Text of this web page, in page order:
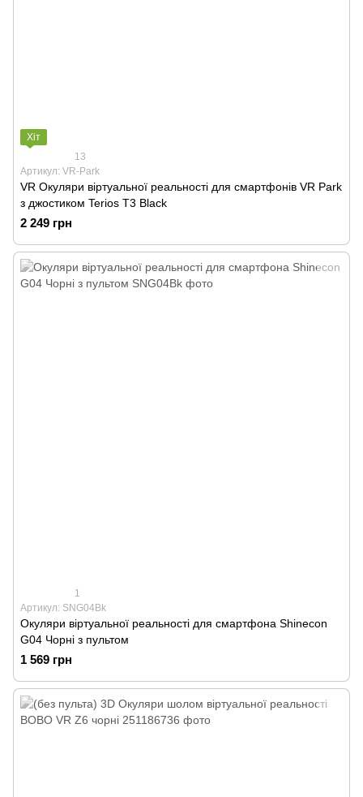
Хіт
13
Артикул: VR-Park
VR Окуляри віртуальної реальності для смартфонів VR Park
з джостиком Terios T3 Black
2 249 грн
1
Артикул: SNG04Bk
Окуляри віртуальної реальності для смартфона Shinecon
G04 Чорні з пультом
1 569 грн